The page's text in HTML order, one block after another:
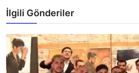
İlgili Gönderiler